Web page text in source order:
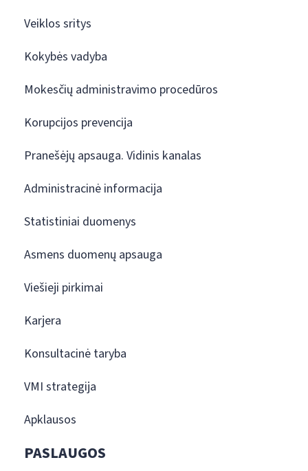
Veiklos sritys
Kokybės vadyba
Mokesčių administravimo procedūros
Korupcijos prevencija
Pranešėjų apsauga. Vidinis kanalas
Administracinė informacija
Statistiniai duomenys
Asmens duomenų apsauga
Viešieji pirkimai
Karjera
Konsultacinė taryba
VMI strategija
Apklausos
PASLAUGOS